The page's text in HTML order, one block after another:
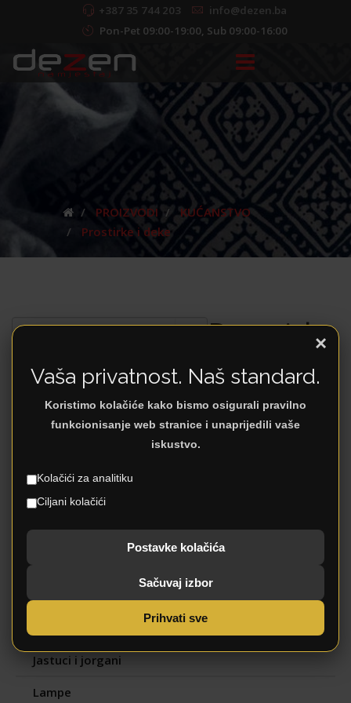
+387 35 744 203
info@dezen.ba
Pon-Pet 09:00-19:00, Sub 09:00-16:00
PROIZVODI
KUĆANSTVO
Prostirke i deke
Prostirke
i deke
Kategorije
DJEČJA SOBA
DNEVNI BORAVAK
KUĆANSTVO
Jastuci i jorgani
Lampe
×
Vaša privatnost. Naš standard.
Koristimo kolačiće kako bismo osigurali pravilno
funkcionisanje web stranice i unaprijedili vaše
iskustvo.
Kolačići za analitiku
Ciljani kolačići
Postavke kolačića
Sačuvaj izbor
Prihvati sve